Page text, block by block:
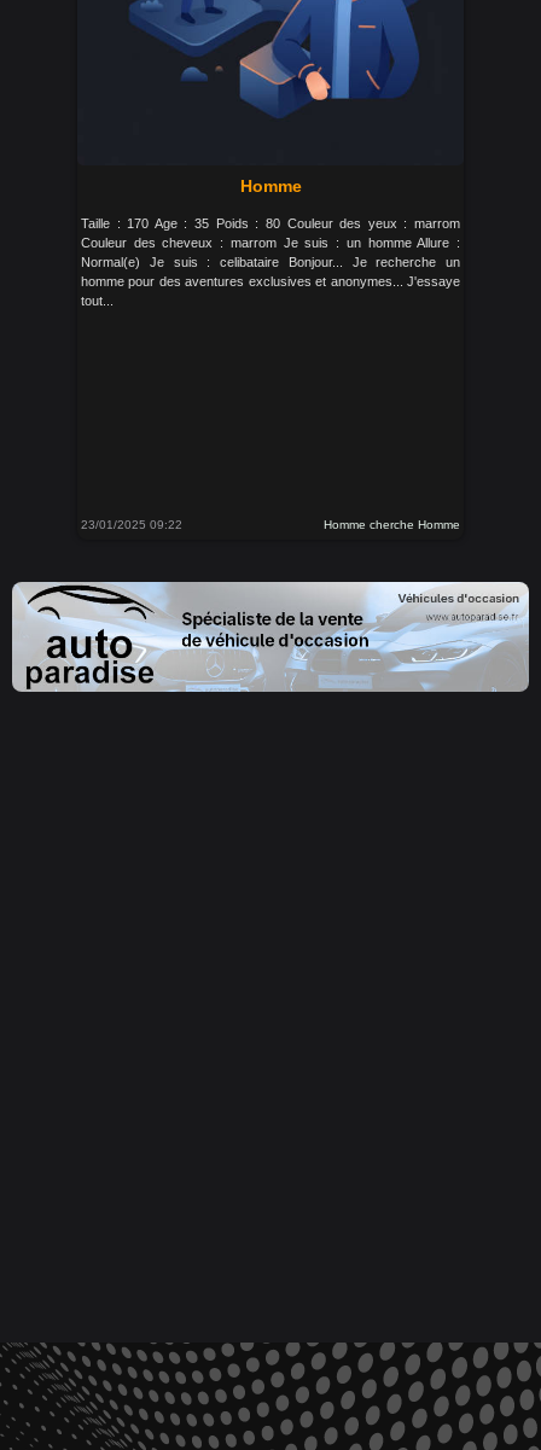
Homme
Taille : 170 Age : 35 Poids : 80 Couleur des yeux : marrom
Couleur des cheveux : marrom Je suis : un homme Allure :
Normal(e) Je suis : celibataire Bonjour... Je recherche un
homme pour des aventures exclusives et anonymes... J'essaye
tout...
23/01/2025 09:22 Homme cherche Homme